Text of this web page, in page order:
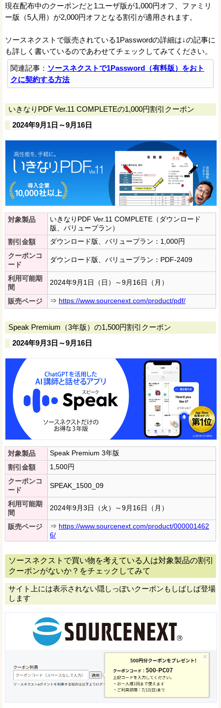
現在配布中のクーポンだと1ユーザ版が1,000円オフ、ファミリ
ー版（5人用）が2,000円オフとなる割引が適用されます。
ソースネクストで販売されている1Passwordの詳細は↓の記事に
も詳しく書いているのであわせてチェックしてみてください。
関連記事： ソースネクストで1Password（有料版）をおト
クに契約する方法
いきなりPDF Ver.11 COMPLETEの1,000円割引クーポン
2024年9月1日～9月16日
対象製品
いきなりPDF Ver.11 COMPLETE（ダウンロード
版、バリュープラン）
割引金額
ダウンロード版、バリュープラン：1,000円
クーポンコ
ード
ダウンロード版、バリュープラン：PDF-2409
利用可能期
間
2024年9月1日（日）～9月16日（月）
販売ページ ⇒ https://www.sourcenext.com/product/pdf/
Speak Premium（3年版）の1,500円割引クーポン
2024年9月3日～9月16日
対象製品
Speak Premium 3年版
割引金額
1,500円
クーポンコ
ード
SPEAK_1500_09
利用可能期
間
2024年9月3日（火）～9月16日（月）
販売ページ ⇒ https://www.sourcenext.com/product/000001462
6/
ソースネクストで買い物を考えている人は対象製品の割引
クーポンがないか？をチェックしてみて
サイト上には表示されない隠しっぽいクーポンもしばしば登場
します